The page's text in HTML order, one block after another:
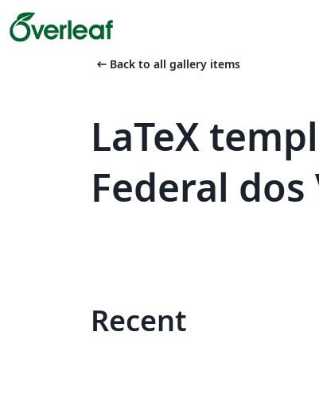
arrow_left_alt Back to all gallery items
LaTeX
Federal
Recent